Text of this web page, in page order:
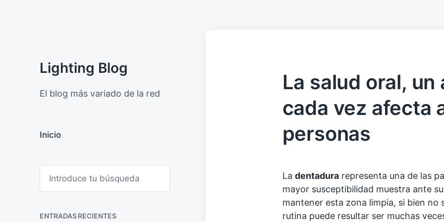
Lighting Blog
El blog más variado de la red
Inicio
B
a
ENTRADAS RECIENTES
La salud oral,
cada vez afecta
personas
La dentadurarepresenta una de las
mayor susceptibilidad muestra ante
mantener esta zona limpia, si bien no
rutina puede resultar ser muchas